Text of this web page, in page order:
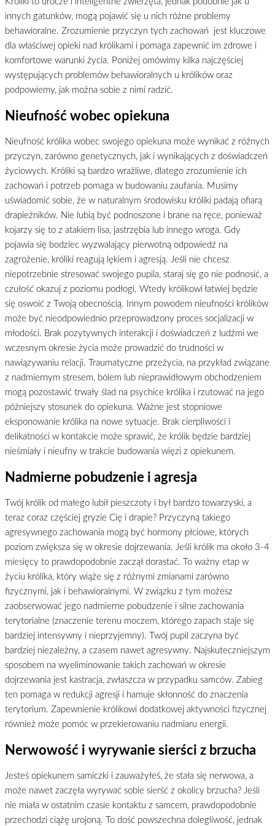
innych gatunków, mogą pojawić się u nich różne problemy
behawioralne. Zrozumienie przyczyn tych zachowań jest kluczowe
dla właściwej opieki nad królikami i pomaga zapewnić im zdrowe i
komfortowe warunki życia. Poniżej omówimy kilka najczęściej
występujących problemów behawioralnych u królików oraz
podpowiemy, jak można sobie z nimi radzić.
Nieufność wobec opiekuna
Nieufność królika wobec swojego opiekuna może wynikać z różnych
przyczyn, zarówno genetycznych, jak i wynikających z doświadczeń
życiowych. Króliki są bardzo wrażliwe, dlatego zrozumienie ich
zachowań i potrzeb pomaga w budowaniu zaufania. Musimy
uświadomić sobie, że w naturalnym środowisku króliki padają ofiarą
drapieżników. Nie lubią być podnoszone i brane na ręce, ponieważ
kojarzy się to z atakiem lisa, jastrzębia lub innego wroga. Gdy
pojawia się bodziec wyzwalający pierwotną odpowiedź na
zagrożenie, króliki reagują lękiem i agresją. Jeśli nie chcesz
niepotrzebnie stresować swojego pupila, staraj się go nie podnosić, a
czułość okazuj z poziomu podłogi. Wtedy królikowi łatwiej będzie
się oswoić z Twoją obecnością. Innym powodem nieufności królików
może być nieodpowiednio przeprowadzony proces socjalizacji w
młodości. Brak pozytywnych interakcji i doświadczeń z ludźmi we
wczesnym okresie życia może prowadzić do trudności w
nawiązywaniu relacji. Traumatyczne przeżycia, na przykład związane
z nadmiernym stresem, bólem lub nieprawidłowym obchodzeniem
mogą pozostawić trwały ślad na psychice królika i rzutować na jego
późniejszy stosunek do opiekuna. Ważne jest stopniowe
eksponowanie królika na nowe sytuacje. Brak cierpliwości i
delikatności w kontakcie może sprawić, że królik będzie bardziej
nieśmiały i nieufny w trakcie budowania więzi z opiekunem.
Nadmierne pobudzenie i agresja
Twój królik od małego lubił pieszczoty i był bardzo towarzyski, a
teraz coraz częściej gryzie Cię i drapie? Przyczyną takiego
agresywnego zachowania mogą być hormony płciowe, których
poziom zwiększa się w okresie dojrzewania. Jeśli królik ma około 3-4
miesięcy to prawdopodobnie zaczął dorastać. To ważny etap w
życiu królika, który wiąże się z różnymi zmianami zarówno
fizycznymi, jak i behawioralnymi. W związku z tym możesz
zaobserwować jego nadmierne pobudzenie i silne zachowania
terytorialne (znaczenie terenu moczem, którego zapach staje się
bardziej intensywny i nieprzyjemny). Twój pupil zaczyna być
bardziej niezależny, a czasem nawet agresywny. Najskuteczniejszym
sposobem na wyeliminowanie takich zachowań w okresie
dojrzewania jest kastracja, zwłaszcza w przypadku samców. Zabieg
ten pomaga w redukcji agresji i hamuje skłonność do znaczenia
terytorium. Zapewnienie królikowi dodatkowej aktywności fizycznej
również może pomóc w przekierowaniu nadmiaru energii.
Nerwowość i wyrywanie sierści z brzucha
Jesteś opiekunem samiczki i zauważyłeś, że stała się nerwowa, a
może nawet zaczęła wyrywać sobie sierść z okolicy brzucha? Jeśli
nie miała w ostatnim czasie kontaktu z samcem, prawdopodobnie
przechodzi ciążę urojoną. To dość powszechna dolegliwość, jednak